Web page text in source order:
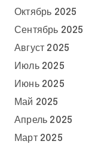
Октябрь 2025
Сентябрь 2025
Август 2025
Июль 2025
Июнь 2025
Май 2025
Апрель 2025
Март 2025